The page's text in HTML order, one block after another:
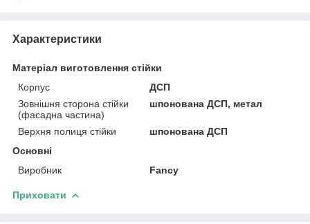
Характеристики
Матеріал виготовлення стійки
Корпус
ДСП
Зовнішня сторона стійки
(фасадна частина)
шпонована ДСП, метал
Верхня полиця стійки
шпонована ДСП
Основні
Виробник
Fancy
Приховати